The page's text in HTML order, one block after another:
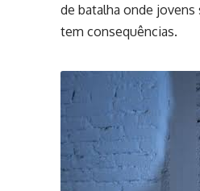
de batalha onde jovens
tem consequências.